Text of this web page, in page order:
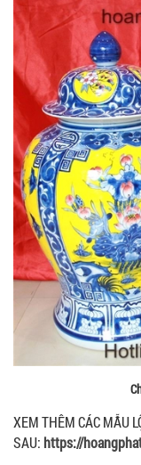
XEM THÊM CÁC MẪU
SAU: https://